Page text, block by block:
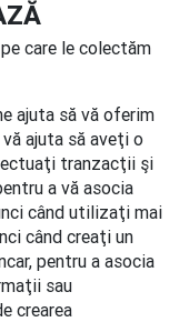
care le colectăm
ajuta să vă oferim
ajuta să aveţi o
tranzacţii şi
a vă asocia
când utilizaţi mai
când creaţi un
pentru a asocia
sau
crearea